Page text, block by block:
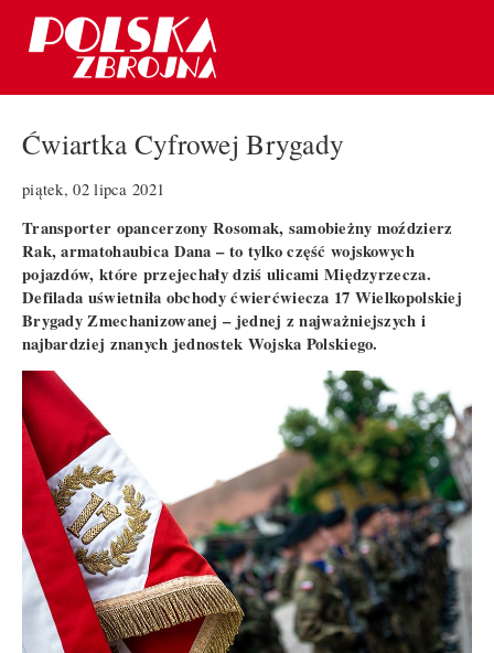
Ćwiartka Cyfrowej Brygady
piątek, 02 lipca 2021
Transporter opancerzony Rosomak, samobieżny moździerz
Rak, armatohaubica Dana – to tylko część wojskowych
pojazdów, które przejechały dziś ulicami Międzyrzecza.
Defilada uświetniła obchody ćwierćwiecza 17 Wielkopolskiej
Brygady Zmechanizowanej – jednej z najważniejszych i
najbardziej znanych jednostek Wojska Polskiego.